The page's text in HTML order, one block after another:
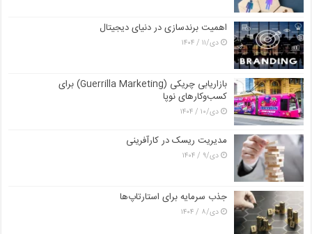
اهمیت برندسازی در دنیای دیجیتال
دی/۱۱ / ۱۴۰۴
بازاریابی چریکی (Guerrilla Marketing) برای
کسب‌وکارهای نوپا
دی/۱۰ / ۱۴۰۴
مدیریت ریسک در کارآفرینی
دی/۹ / ۱۴۰۴
جذب سرمایه برای استارتاپ‌ها
دی/۸ / ۱۴۰۴